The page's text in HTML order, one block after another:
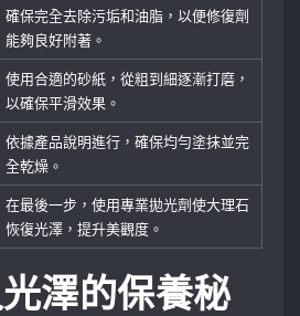
確保完全去除污垢和油脂，以便修復劑
能夠良好附著。
使用合適的砂紙，從粗到細逐漸打磨，
以確保平滑效果。
依據產品說明進行，確保均勻塗抹並完
全乾燥。
在最後一步，使用專業拋光劑使大理石
恢復光澤，提升美觀度。
澤的保養秘